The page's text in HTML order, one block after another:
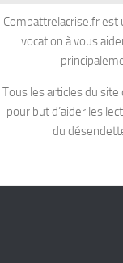
Combattrelacrise.fr est
vocation à vous
Tous les articles du
pour but d’aider les
du